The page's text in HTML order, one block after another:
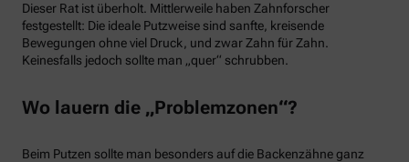
Dieser Rat ist überholt. Mittlerweile haben Zahnforscher
festgestellt: Die ideale Putzweise sind sanfte, kreisende
Bewegungen ohne viel Druck, und zwar Zahn für Zahn.
Keinesfalls jedoch sollte man „quer“ schrubben.
Wo lauern die „Problemzonen“?
Beim Putzen sollte man besonders auf die Backenzähne ganz